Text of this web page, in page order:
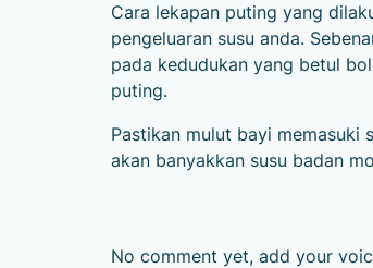
Cara lekapan puting yang
pengeluaran susu anda.
pada kedudukan yang betul
puting.
Pastikan mulut bayi memasuki
akan banyakkan susu badan
No comment yet, add your